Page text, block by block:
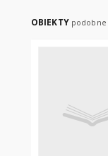
OBIEKTY podobne